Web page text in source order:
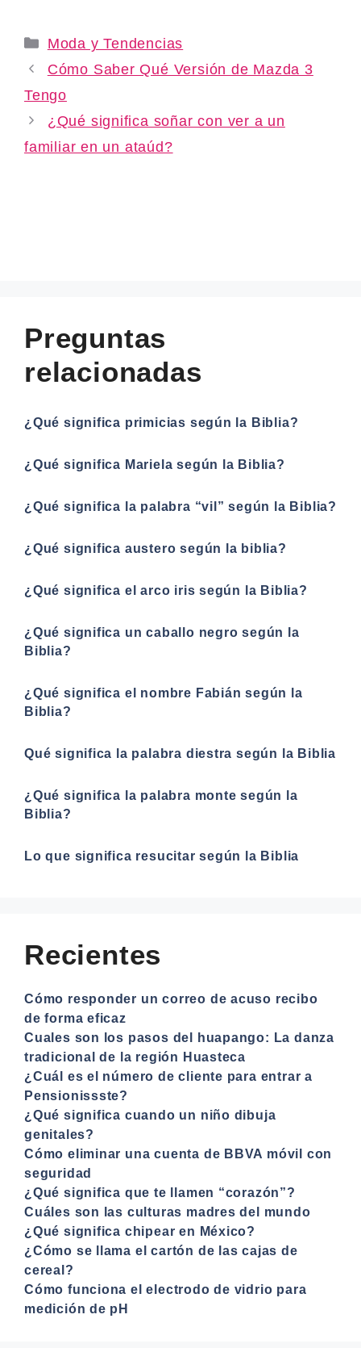
Categories
Moda y Tendencias
Cómo Saber Qué Versión de Mazda 3
Tengo
¿Qué significa soñar con ver a un
familiar en un ataúd?
Preguntas
relacionadas
¿Qué significa primicias según la Biblia?
¿Qué significa Mariela según la Biblia?
¿Qué significa la palabra “vil” según la Biblia?
¿Qué significa austero según la biblia?
¿Qué significa el arco iris según la Biblia?
¿Qué significa un caballo negro según la
Biblia?
¿Qué significa el nombre Fabián según la
Biblia?
Qué significa la palabra diestra según la Biblia
¿Qué significa la palabra monte según la
Biblia?
Lo que significa resucitar según la Biblia
Recientes
Cómo responder un correo de acuso recibo
de forma eficaz
Cuales son los pasos del huapango: La danza
tradicional de la región Huasteca
¿Cuál es el número de cliente para entrar a
Pensionissste?
¿Qué significa cuando un niño dibuja
genitales?
Cómo eliminar una cuenta de BBVA móvil con
seguridad
¿Qué significa que te llamen “corazón”?
Cuáles son las culturas madres del mundo
¿Qué significa chipear en México?
¿Cómo se llama el cartón de las cajas de
cereal?
Cómo funciona el electrodo de vidrio para
medición de pH